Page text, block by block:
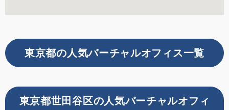
東京都の人気バーチャルオフィス一覧
東京都世田谷区の人気バーチャルオフィ